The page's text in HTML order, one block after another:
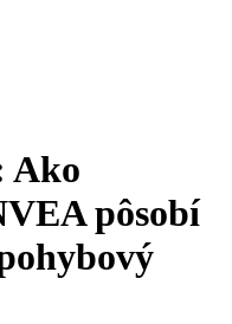
Ako
pôsobí